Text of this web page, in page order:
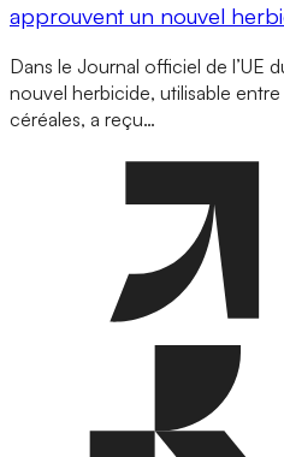
approuvent un nouvel
Dans le Journal officiel de l’UE
nouvel herbicide, utilisable
céréales, a reçu…